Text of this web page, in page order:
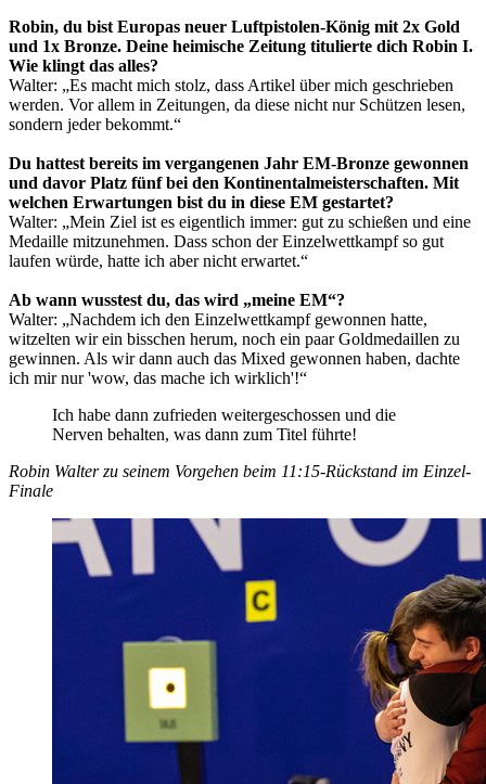
Robin, du bist Europas neuer Luftpistolen-König mit 2x Gold
und 1x Bronze. Deine heimische Zeitung titulierte dich Robin I.
Wie klingt das alles?
Walter: „Es macht mich stolz, dass Artikel über mich geschrieben
werden. Vor allem in Zeitungen, da diese nicht nur Schützen lesen,
sondern jeder bekommt.“
Du hattest bereits im vergangenen Jahr EM-Bronze gewonnen
und davor Platz fünf bei den Kontinentalmeisterschaften. Mit
welchen Erwartungen bist du in diese EM gestartet?
Walter: „Mein Ziel ist es eigentlich immer: gut zu schießen und eine
Medaille mitzunehmen. Dass schon der Einzelwettkampf so gut
laufen würde, hatte ich aber nicht erwartet.“
Ab wann wusstest du, das wird „meine EM“?
Walter: „Nachdem ich den Einzelwettkampf gewonnen hatte,
witzelten wir ein bisschen herum, noch ein paar Goldmedaillen zu
gewinnen. Als wir dann auch das Mixed gewonnen haben, dachte
ich mir nur 'wow, das mache ich wirklich'!“
Ich habe dann zufrieden weitergeschossen und die
Nerven behalten, was dann zum Titel führte!
Robin Walter zu seinem Vorgehen beim 11:15-Rückstand im Einzel-
Finale